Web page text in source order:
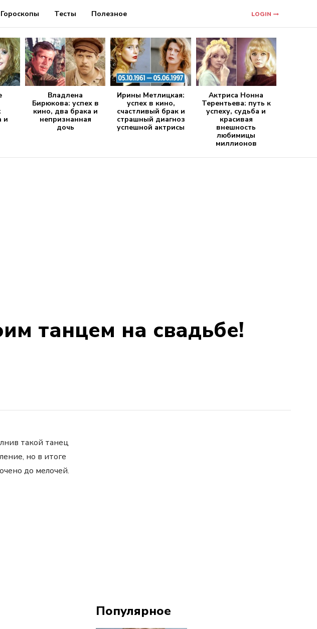
Гороскопы Тесты Полезное LOGIN
и
Владлена
Бирюкова: успех в
кино, два брака и
непризнанная
дочь
Ирины Метлицкая:
успех в кино,
счастливый брак и
страшный диагноз
успешной актрисы
Актриса Нонна
Терентьева: путь к
успеху, судьба и
красивая
внешность
любимицы
миллионов
танцем на свадьбе!
такой танец
но в итоге
до мелочей.
Популярное